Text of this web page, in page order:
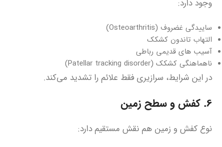
وجود دارد:
ساییدگی غضروف (Osteoarthritis)
التهاب تاندون کشکک
آسیب‌ های قدیمی رباطی
ناهماهنگی کشکک (Patellar tracking disorder)
در این شرایط، سرازیری فقط علائم را تشدید می‌کند.
6. کفش و سطح زمین
نوع کفش و زمین هم نقش مستقیم دارد: